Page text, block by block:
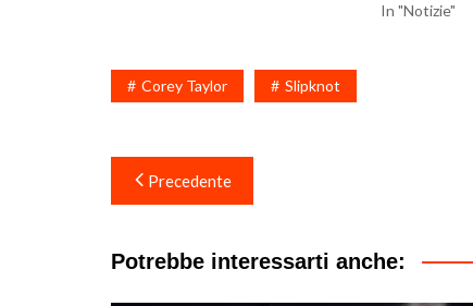
In "Notizie"
Corey Taylor Slipknot
Navigazione
articoli
Precedente
Potrebbe interessarti anche: